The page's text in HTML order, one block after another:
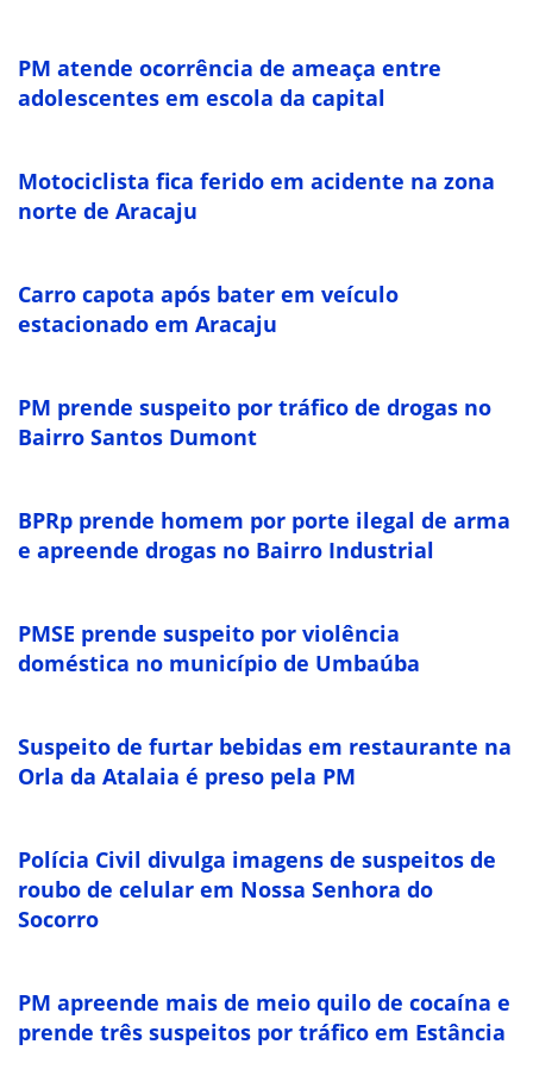
PM atende ocorrência de ameaça entre
adolescentes em escola da capital
Motociclista fica ferido em acidente na zona
norte de Aracaju
Carro capota após bater em veículo
estacionado em Aracaju
PM prende suspeito por tráfico de drogas no
Bairro Santos Dumont
BPRp prende homem por porte ilegal de arma
e apreende drogas no Bairro Industrial
PMSE prende suspeito por violência
doméstica no município de Umbaúba
Suspeito de furtar bebidas em restaurante na
Orla da Atalaia é preso pela PM
Polícia Civil divulga imagens de suspeitos de
roubo de celular em Nossa Senhora do
Socorro
PM apreende mais de meio quilo de cocaína e
prende três suspeitos por tráfico em Estância